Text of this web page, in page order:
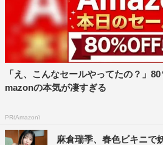
「え、こんなセールやってたの？」
mazonの本気が凄すぎる
PR(Amazon)
麻倉瑞季、春色ビキニ